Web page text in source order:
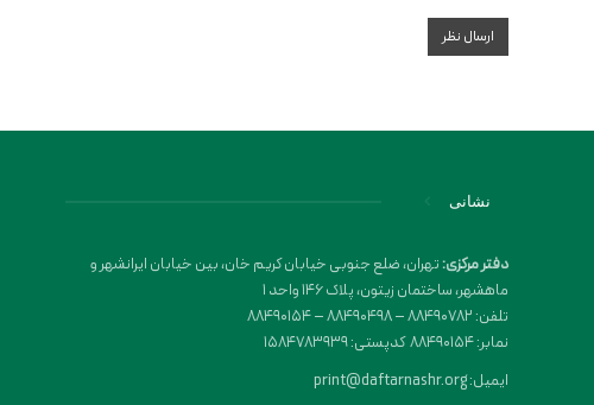
نشانی
دفتر مرکزی:تهران، ضلع جنوبی خیابان کریم خان، بین خیابان ایرانشهر و
ماهشهر، ساختمان زیتون، پلاک 146 واحد 1
تلفن: 88490782 – 88490498 – 88490154
نمابر: 88490154 کدپستی: 1584783939
ایمیل: print@daftarnashr.org